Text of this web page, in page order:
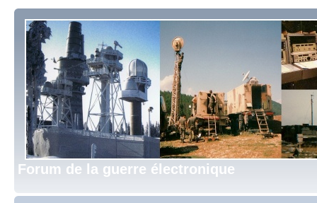
Forum de la guerre électronique